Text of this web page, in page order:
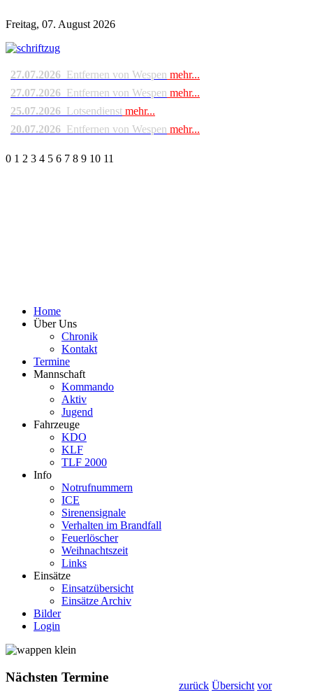
Freitag, 07. August 2026
27.07.2026 Entfernen von Wespen mehr...
27.07.2026 Entfernen von Wespen mehr...
25.07.2026 Lotsendienst mehr...
20.07.2026 Entfernen von Wespen mehr...
0 1 2 3 4 5 6 7 8 9 10 11
Home
Über Uns
Chronik
Kontakt
Termine
Mannschaft
Kommando
Aktiv
Jugend
Fahrzeuge
KDO
KLF
TLF 2000
Info
Notrufnummern
ICE
Sirenensignale
Verhalten im Brandfall
Feuerlöscher
Weihnachtszeit
Links
Einsätze
Einsatzübersicht
Einsätze Archiv
Bilder
Login
zurück Übersicht vor
Nächsten Termine